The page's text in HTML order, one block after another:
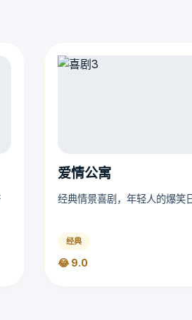
爱情公寓
经典情景喜剧，年轻人的爆笑
经典
😂 9.0